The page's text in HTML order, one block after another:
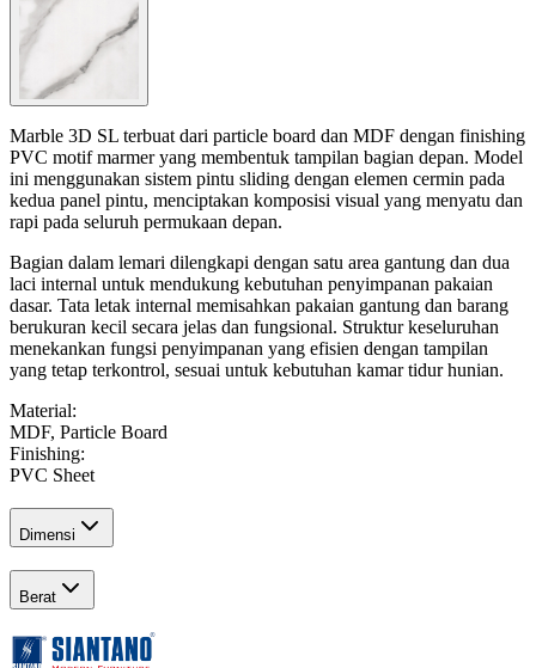
Marble 3D SL terbuat dari particle board dan MDF dengan finishing
PVC motif marmer yang membentuk tampilan bagian depan. Model
ini menggunakan sistem pintu sliding dengan elemen cermin pada
kedua panel pintu, menciptakan komposisi visual yang menyatu dan
rapi pada seluruh permukaan depan.
Bagian dalam lemari dilengkapi dengan satu area gantung dan dua
laci internal untuk mendukung kebutuhan penyimpanan pakaian
dasar. Tata letak internal memisahkan pakaian gantung dan barang
berukuran kecil secara jelas dan fungsional. Struktur keseluruhan
menekankan fungsi penyimpanan yang efisien dengan tampilan
yang tetap terkontrol, sesuai untuk kebutuhan kamar tidur hunian.
Material:
MDF, Particle Board
Finishing:
PVC Sheet
Dimensi
Berat